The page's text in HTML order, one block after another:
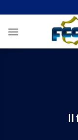
au
contenu
Il